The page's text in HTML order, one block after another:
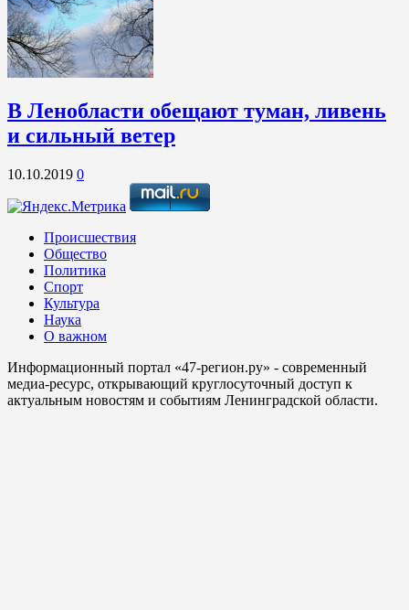
В Ленобласти обещают туман, ливень
и сильный ветер
10.10.2019 0
Происшествия
Общество
Политика
Спорт
Культура
Наука
О важном
Информационный портал «47-регион.ру» - современный
медиа-ресурс, открывающий круглосуточный доступ к
актуальным новостям и событиям Ленинградской области.